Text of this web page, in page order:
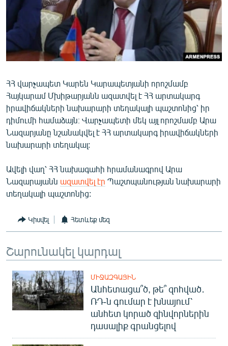
ՄԻՋԱԶԳԱՅԻՆ
ՄՇԱԿՈՒՅԹ
ՍՊՈՐՏ
ՄԵԿՆԱԲԱՆՈՒԹՅՈՒՆ
ՏՏ ԵՒ ԻՆՏԵՐՆԵՏ
ԿՈՐՈՆԱՎԻՐՈՒՍ
ԱՐԽԻՎ
ՏԵՍԱՆՅՈՒԹԵՐ
ՁԳՏԵԼՈՎ ԼԱՎԱԳՈՒՅՆԻՆ
ՓՈԴՔԱՍԹ
Հայերեն
Русский
ՀԵՏԵՎԵՔ ՄԵԶ
ՀՀ վարչապետ Կարեն Կարապետյանի որոշմամբ
Հայկարամ Մխիթարյանն ազատվել է ՀՀ արտակարգ
իրավիճակների նախարարի տեղակալի պաշտոնից՝ իր
դիմումի համաձայն։ Վարչապետի մեկ այլ որոշմամբ Արա
Նազարյանը նշանակվել է ՀՀ արտակարգ իրավիճակների
նախարարի տեղակալ:
Ավելի վաղ՝ ՀՀ նախագահի հրամանագրով Արա
Նազարայանն ազատվել էր Պաշտպանության նախարարի
տեղակալի պաշտոնից:
Կիսվել Հետևեք մեզ
Շարունակել կարդալ
ՄԻՋԱԶԳԱՅԻՆ
Անհետացա՞ծ, թե՞ զոհված․
ՌԴ-ն գումար է խնայում՝
անհետ կորած զինվորներին
դասալիք գրանցելով